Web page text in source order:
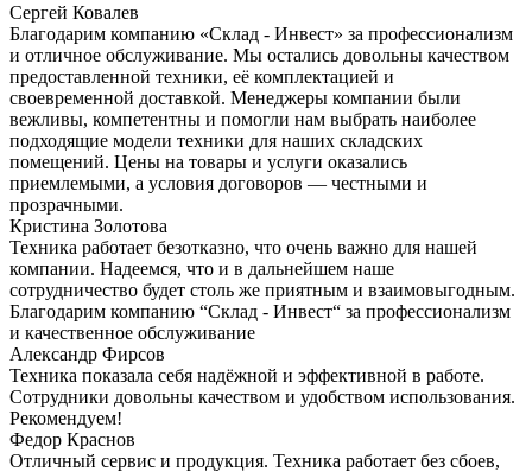
Сергей Ковалев
Благодарим компанию «Склад - Инвест» за профессионализм
и отличное обслуживание. Мы остались довольны качеством
предоставленной техники, её комплектацией и
своевременной доставкой. Менеджеры компании были
вежливы, компетентны и помогли нам выбрать наиболее
подходящие модели техники для наших складских
помещений. Цены на товары и услуги оказались
приемлемыми, а условия договоров — честными и
прозрачными.
Кристина Золотова
Техника работает безотказно, что очень важно для нашей
компании. Надеемся, что и в дальнейшем наше
сотрудничество будет столь же приятным и взаимовыгодным.
Благодарим компанию “Склад - Инвест“ за профессионализм
и качественное обслуживание
Александр Фирсов
Техника показала себя надёжной и эффективной в работе.
Сотрудники довольны качеством и удобством использования.
Рекомендуем!
Федор Краснов
Отличный сервис и продукция. Техника работает без сбоев,